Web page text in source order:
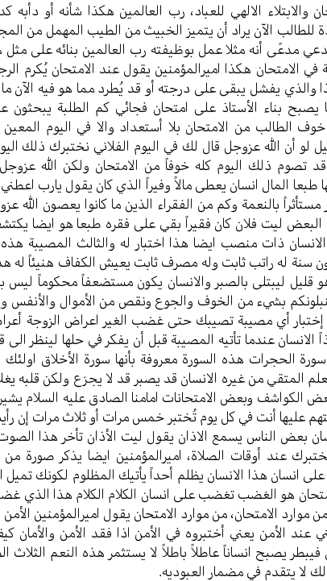
والابتلاء الالهي للعباد، رب العالمین هکذا شأنه أو دأبه
للطالب الآن یراد أن یتمیز الخبیث من الطیب المهمل من
یدعي مدعًی أنه مثلا عمل بوظیفته رب العالمین بنائه علی
الامتحان هکذا امیرالمؤمنین یقول عند الامتحان یُکرم
والذي یفشل یبقی علی درجته أو قد یُطرد مما هو فیه الآن ما
بناء الأستاذ علی امتحان فجائي کم الطلبة یبحثون
خوف الطالب من الامتحان بلا أستعداد والا في الیوم
لو أن الله عزوجل قال لك في الیوم الفلاني نختبرك ذلك
تصوم ذلك الیوم کله خوفاً من الامتحان ولکن الله
طبعا المال انسان یعطی مالاً وفیراً الذي کان یقول یارب
مستأثراً بالنعمة وکم من الفقراء الذین ما کانوا یعصون الله
لیت فلان کان فقیراً بقي علی فقره طبعا هو ایضا یکتشف
ذات منصب ایضا هذا اختبار له والثالث المصیبة
سنة له راتب ثابت وله مصرف ثابت یعیش الکفاف هنیئاً له هذا
قلیل لیبتلی بالصبر والانسان یکون مستضعفاً محکوماً لیس
بشيء من الخوف والجوع ونقص من الأموال والأنفس
إختبار أي مصیبة تصیبك حتی غضب الغیر اعراض الزوجة
الانسان عندما تأتیه المصیبة قبل أن یفکر في حلها لینظر
الحجرات هذه السورة معروفة بأنها سورة الأخلاق
یعلم المتقي من غیره الانسان قد یصبر قد لا یجزع ولکن
الکواشف وبعض الامتحانات امامنا الصادق علیه السلام
علیها أنت في کل یوم تُختبر خمس مرات أو ثلاث مرات إن
بعض الناس یسمع الاذان یقول لیت الأذان تأخر هذا
عند أوقات الصلاة، امیرالمؤمنین ایضا یذکر صورة من
انسان هذا الانسان یظلم أحداً یأتيك المظلوم لکونك تمیل
هو الغضب تغضب علی انسان الکلام الکلام هذا الذي
موارد الامتحان، من موارد الامتحان یقول امیرالمؤمنین الأمن
عند الأمن یعني أختبروه في الأمن اذا فقد الأمن والأمان
فیبطر یصبح انساناً عاطلاً باطلاً لا یستثمر هذه النعم
لا یتقدم في مضمار العبودیه.